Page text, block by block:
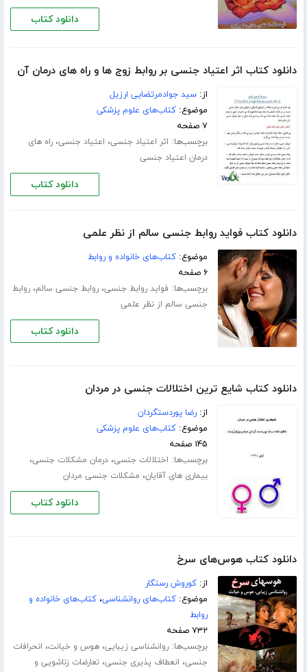
دانلود کتاب
دانلود کتاب اثر اعتیاد جنسی بر روابط زوج ها و راه های درمان آن
از:سید جوادمرتضایی ارزیل
موضوع:کتاب‌های علوم پزشکی
۷ صفحه
برچسب‌ها: اثر اعتیاد جنسی، اعتیاد جنسی،راه های
درمان اعتیاد جنسی
دانلود کتاب
دانلود کتاب فواید روابط جنسی سالم از نظر علمی
موضوع:کتاب‌های خانواده و روابط
۶ صفحه
برچسب‌ها: فواید روابط جنسی،روابط جنسی سالم،روابط
جنسی سالم از نظر علمی
دانلود کتاب
دانلود کتاب شایع ترین اختلالات جنسی در مردان
از:رضا پوردستگردان
موضوع:کتاب‌های علوم پزشکی
۱۴۵ صفحه
برچسب‌ها: اختلالات جنسی،درمان مشکلات جنسی،
بیماری های آقایان، مشکلات جنسی مردان
دانلود کتاب
دانلود کتاب هوس‌های سرخ
از:کوروش رستگار
موضوع:کتاب‌های روانشناسی،کتاب‌های خانواده و
روابط
۷۳۲ صفحه
برچسب‌ها:روانشناسی زیبایی،هوس و خیانت، انحرافات
جنسی، انعطاف پذیری جنسی، تعارضات زناشویی و